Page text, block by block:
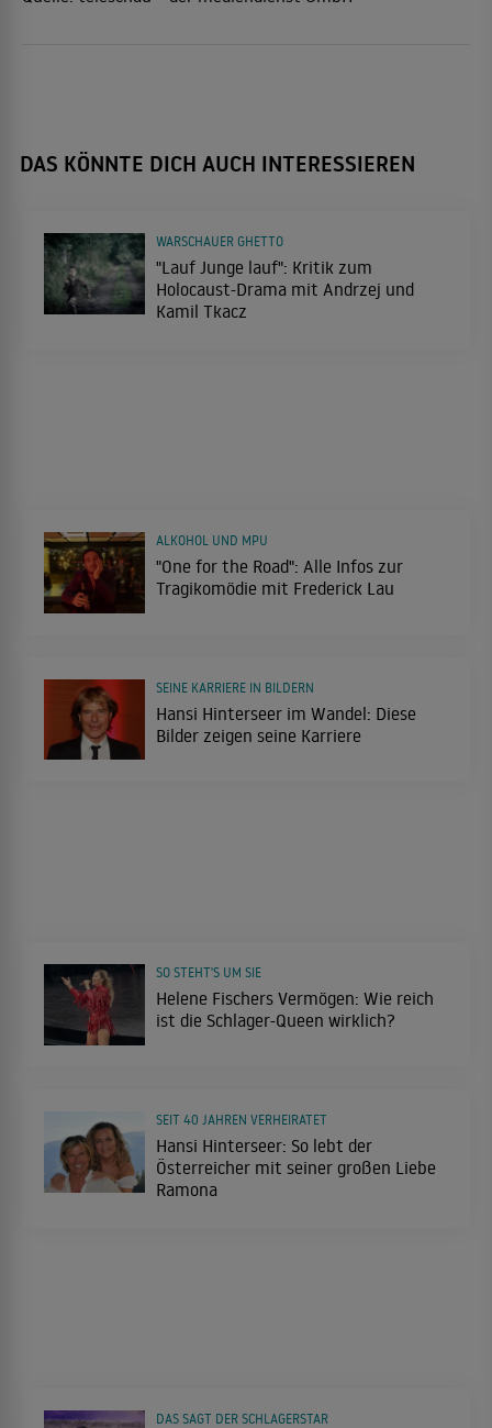
DAS KÖNNTE DICH AUCH INTERESSIEREN
"Lauf Junge lauf": Kritik zum
Holocaust-Drama mit Andrzej und
Kamil Tkacz
WARSCHAUER GHETTO
"One for the Road": Alle Infos zur
Tragikomödie mit Frederick Lau
ALKOHOL UND MPU
Hansi Hinterseer im Wandel: Diese
Bilder zeigen seine Karriere
SEINE KARRIERE IN BILDERN
Helene Fischers Vermögen: Wie reich
ist die Schlager-Queen wirklich?
SO STEHT'S UM SIE
Hansi Hinterseer: So lebt der
Österreicher mit seiner großen Liebe
Ramona
SEIT 40 JAHREN VERHEIRATET
DAS SAGT DER SCHLAGERSTAR